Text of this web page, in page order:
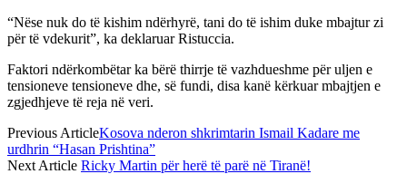
“Nëse nuk do të kishim ndërhyrë, tani do të ishim duke mbajtur zi
për të vdekurit”, ka deklaruar Ristuccia.
Faktori ndërkombëtar ka bërë thirrje të vazhdueshme për uljen e
tensioneve tensioneve dhe, së fundi, disa kanë kërkuar mbajtjen e
zgjedhjeve të reja në veri.
Previous ArticleKosova nderon shkrimtarin Ismail Kadare me
urdhrin “Hasan Prishtina”
Next Article Ricky Martin për herë të parë në Tiranë!